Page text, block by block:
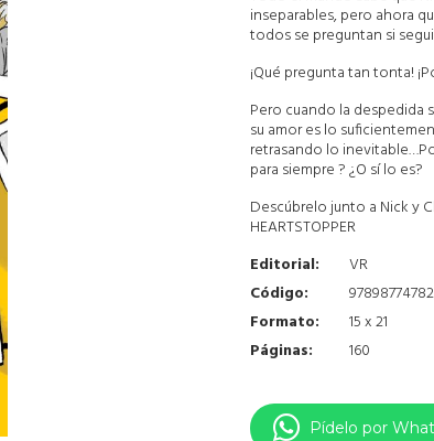
inseparables, pero ahora
todos se preguntan si
¡Qué pregunta tan tonta!
Pero cuando la despedida
su amor es lo
retrasando lo
para siempre ? ¿O sí lo es?
Descúbrelo junto a Nick y
HEARTSTOPPER
Editorial:
VR
Código:
Formato:
15 x 21
Páginas:
160
Pídelo por